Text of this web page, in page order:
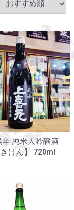
辛 純米大吟醸酒
きげん】 720ml